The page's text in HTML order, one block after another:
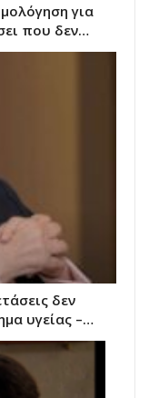
για
που δεν…
δεν
υγείας –…